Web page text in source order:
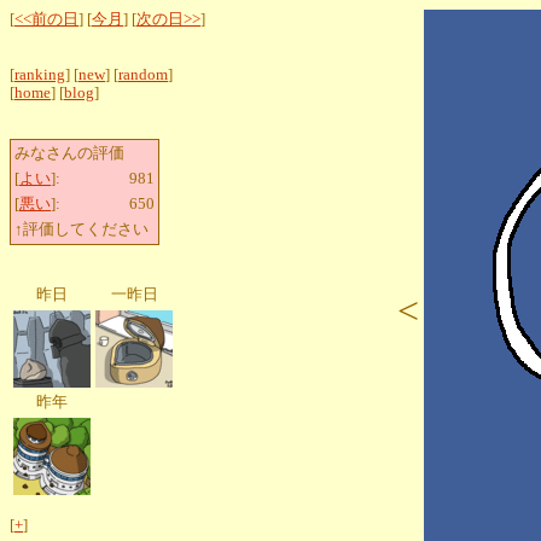
[<<前の日 ] [今月 ] [次の日>>]
[ranking] [new] [random]
[home] [blog]
みなさんの評価
[よい]:
981
[悪い]:
650
↑評価してください
昨日 一昨日
昨年
[+]
<